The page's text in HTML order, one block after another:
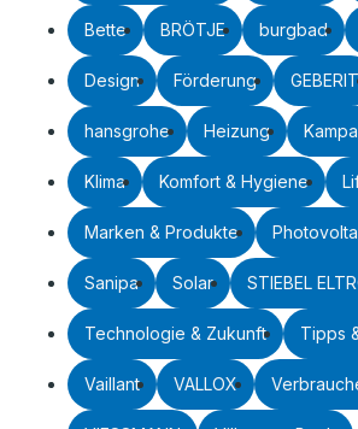
Bette BRÖTJE burgbad
Design Förderung GEBERIT
hansgrohe Heizung
Klima Komfort & Hygiene
Marken & Produkte
Sanipa Solar STIEBEL
Technologie & Zukunft Tipps
Vaillant VALLOX